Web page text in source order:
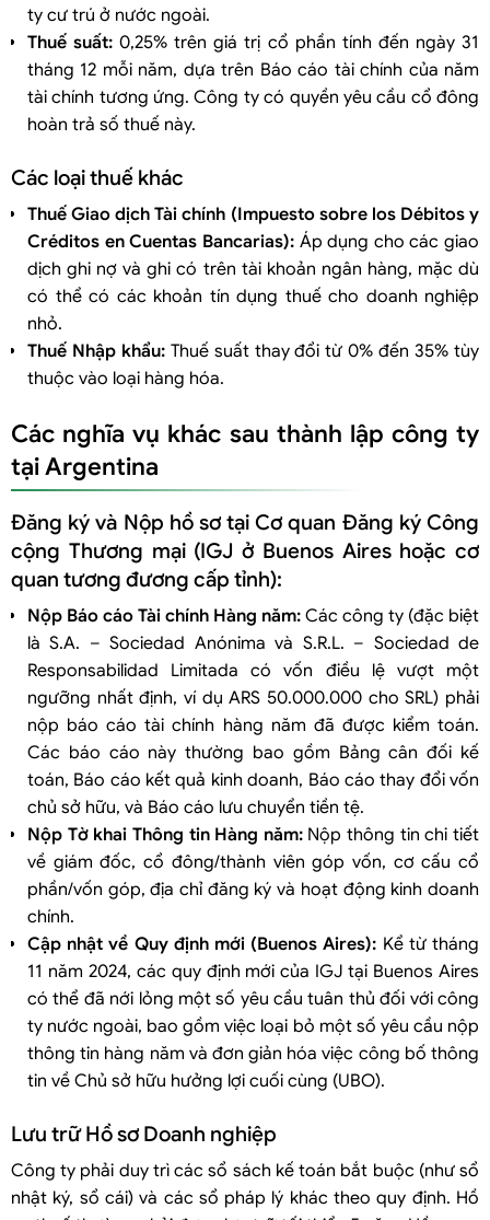
ty cư trú ở nước ngoài.
Thuế suất: 0,25% trên giá trị cổ phần tính đến ngày 31
tháng 12 mỗi năm, dựa trên Báo cáo tài chính của năm
tài chính tương ứng. Công ty có quyền yêu cầu cổ đông
hoàn trả số thuế này.
Các loại thuế khác
Thuế Giao dịch Tài chính (Impuesto sobre los Débitos y
Créditos en Cuentas Bancarias):Áp dụng cho các giao
dịch ghi nợ và ghi có trên tài khoản ngân hàng, mặc dù
có thể có các khoản tín dụng thuế cho doanh nghiệp
nhỏ.
Thuế Nhập khẩu:Thuế suất thay đổi từ 0% đến 35% tùy
thuộc vào loại hàng hóa.
Các nghĩa vụ khác sau thành lập công ty
tại Argentina
Đăng ký và Nộp hồ sơ tại Cơ quan Đăng ký Công
cộng Thương mại (IGJ ở Buenos Aires hoặc cơ
quan tương đương cấp tỉnh):
Nộp Báo cáo Tài chính Hàng năm: Các công ty (đặc biệt
là S.A. – Sociedad Anónima và S.R.L. – Sociedad de
Responsabilidad Limitada có vốn điều lệ vượt một
ngưỡng nhất định, ví dụ ARS 50.000.000 cho SRL) phải
nộp báo cáo tài chính hàng năm đã được kiểm toán.
Các báo cáo này thường bao gồm Bảng cân đối kế
toán, Báo cáo kết quả kinh doanh, Báo cáo thay đổi vốn
chủ sở hữu, và Báo cáo lưu chuyển tiền tệ.
Nộp Tờ khai Thông tin Hàng năm:Nộp thông tin chi tiết
về giám đốc, cổ đông/thành viên góp vốn, cơ cấu cổ
phần/vốn góp, địa chỉ đăng ký và hoạt động kinh doanh
chính.
Cập nhật về Quy định mới (Buenos Aires): Kể từ tháng
11 năm 2024, các quy định mới của IGJ tại Buenos Aires
có thể đã nới lỏng một số yêu cầu tuân thủ đối với công
ty nước ngoài, bao gồm việc loại bỏ một số yêu cầu nộp
thông tin hàng năm và đơn giản hóa việc công bố thông
tin về Chủ sở hữu hưởng lợi cuối cùng (UBO).
Lưu trữ Hồ sơ Doanh nghiệp
Công ty phải duy trì các sổ sách kế toán bắt buộc (như sổ
nhật ký, sổ cái) và các sổ pháp lý khác theo quy định. Hồ